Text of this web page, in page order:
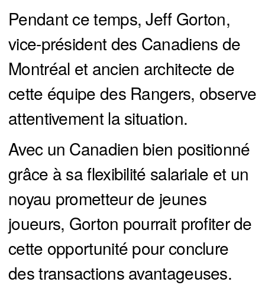
Pendant ce temps, Jeff Gorton,
vice-président des Canadiens de
Montréal et ancien architecte de
cette équipe des Rangers, observe
attentivement la situation.
Avec un Canadien bien positionné
grâce à sa flexibilité salariale et un
noyau prometteur de jeunes
joueurs, Gorton pourrait profiter de
cette opportunité pour conclure
des transactions avantageuses.